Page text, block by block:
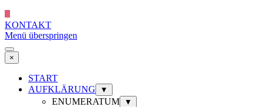
KONTAKT
Menü überspringen
×
START
AUFKLÄRUNG
▼
ENUMERATUM ▼